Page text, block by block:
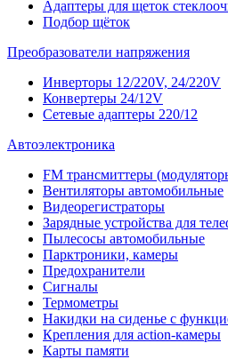
Адаптеры для щеток
Подбор щёток
Преобразователи напряжения
Инверторы 12/220V, 24/220V
Конвертеры 24/12V
Сетевые адаптеры 220/12
Автоэлектроника
FM трансмиттеры
Вентиляторы автомобильные
Видеорегистраторы
Зарядные устройства для
Пылесосы автомобильные
Парктроники, камеры
Предохранители
Сигналы
Термометры
Накидки на сиденье с
Крепления для action-камеры
Карты памяти